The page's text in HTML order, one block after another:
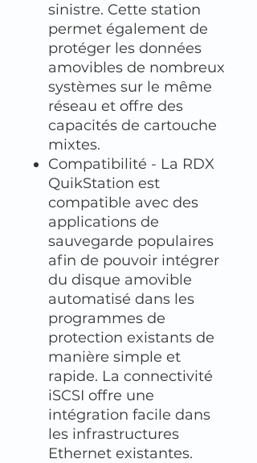
sinistre. Cette station
permet également de
protéger les données
amovibles de nombreux
systèmes sur le même
réseau et offre des
capacités de cartouche
mixtes.
Compatibilité - La RDX
QuikStation est
compatible avec des
applications de
sauvegarde populaires
afin de pouvoir intégrer
du disque amovible
automatisé dans les
programmes de
protection existants de
manière simple et
rapide. La connectivité
iSCSI offre une
intégration facile dans
les infrastructures
Ethernet existantes.